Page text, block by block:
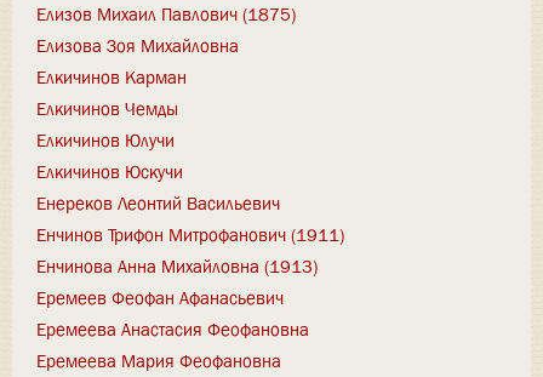
Елизов Михаил Павлович (1875)
Елизова Зоя Михайловна
Елкичинов Карман
Елкичинов Чемды
Елкичинов Юлучи
Елкичинов Юскучи
Енереков Леонтий Васильевич
Енчинов Трифон Митрофанович (1911)
Енчинова Анна Михайловна (1913)
Еремеев Феофан Афанасьевич
Еремеева Анастасия Феофановна
Еремеева Мария Феофановна